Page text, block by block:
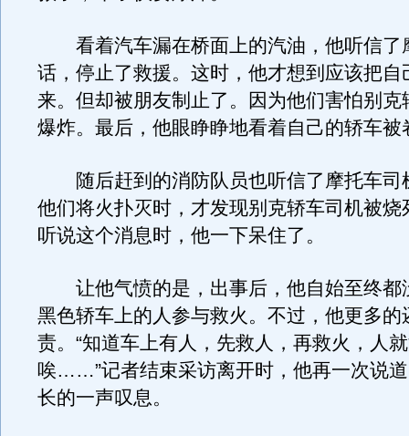
看着汽车漏在桥面上的汽油，他听信了
话，停止了救援。这时，他才想到应该把自
来。但却被朋友制止了。因为他们害怕别克
爆炸。最后，他眼睁睁地看着自己的轿车被
随后赶到的消防队员也听信了摩托车司
他们将火扑灭时，才发现别克轿车司机被烧
听说这个消息时，他一下呆住了。
让他气愤的是，出事后，他自始至终都
黑色轿车上的人参与救火。不过，他更多的
责。“知道车上有人，先救人，再救火，人
唉……”记者结束采访离开时，他再一次说
长的一声叹息。